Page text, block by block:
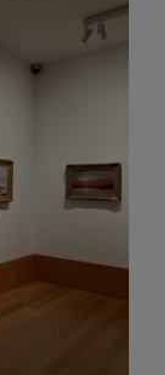
zarówno
galerie,